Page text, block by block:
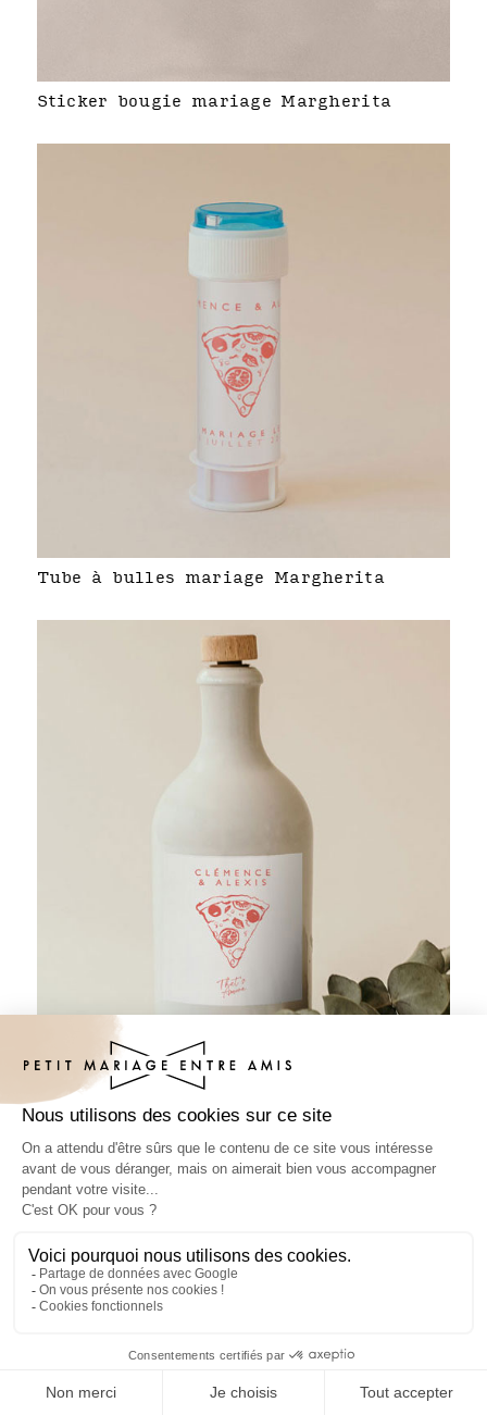
Sticker bougie mariage Margherita
Tube à bulles mariage Margherita
Sticker bouteille mariage Margherita